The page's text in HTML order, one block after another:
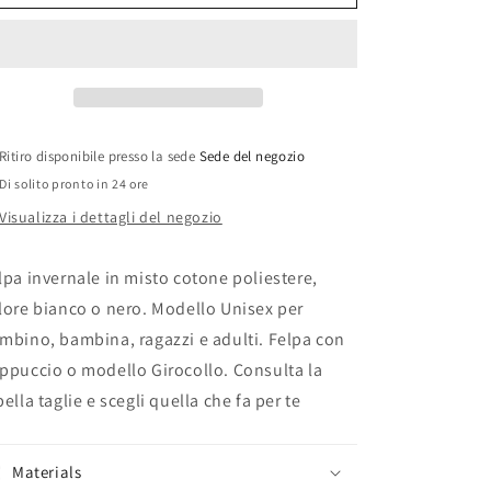
de
de
Ritiro disponibile presso la sede Sede del negozio
Di solito pronto in 24 ore
Visualizza i dettagli del negozio
invernale in misto cotone poliestere,
bianco o nero. Modello Unisex per
bambina, ragazzi e adulti. Felpa con
o modello Girocollo. Consulta la
taglie e scegli quella che fa per te
Materials